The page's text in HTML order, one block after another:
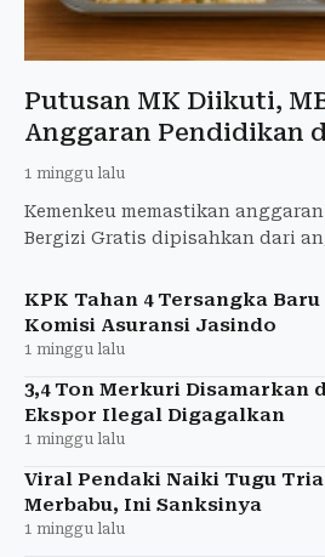
Putusan MK Diikuti,
Anggaran Pendidikan
1 minggu lalu
Kemenkeu memastikan
Bergizi Gratis dipisahkan dari
KPK Tahan 4 Tersangka
Komisi Asuransi Jasindo
1 minggu lalu
3,4 Ton Merkuri Disamarkan
Ekspor Ilegal Digagalkan
1 minggu lalu
Viral Pendaki Naiki Tugu
Merbabu, Ini Sanksinya
1 minggu lalu